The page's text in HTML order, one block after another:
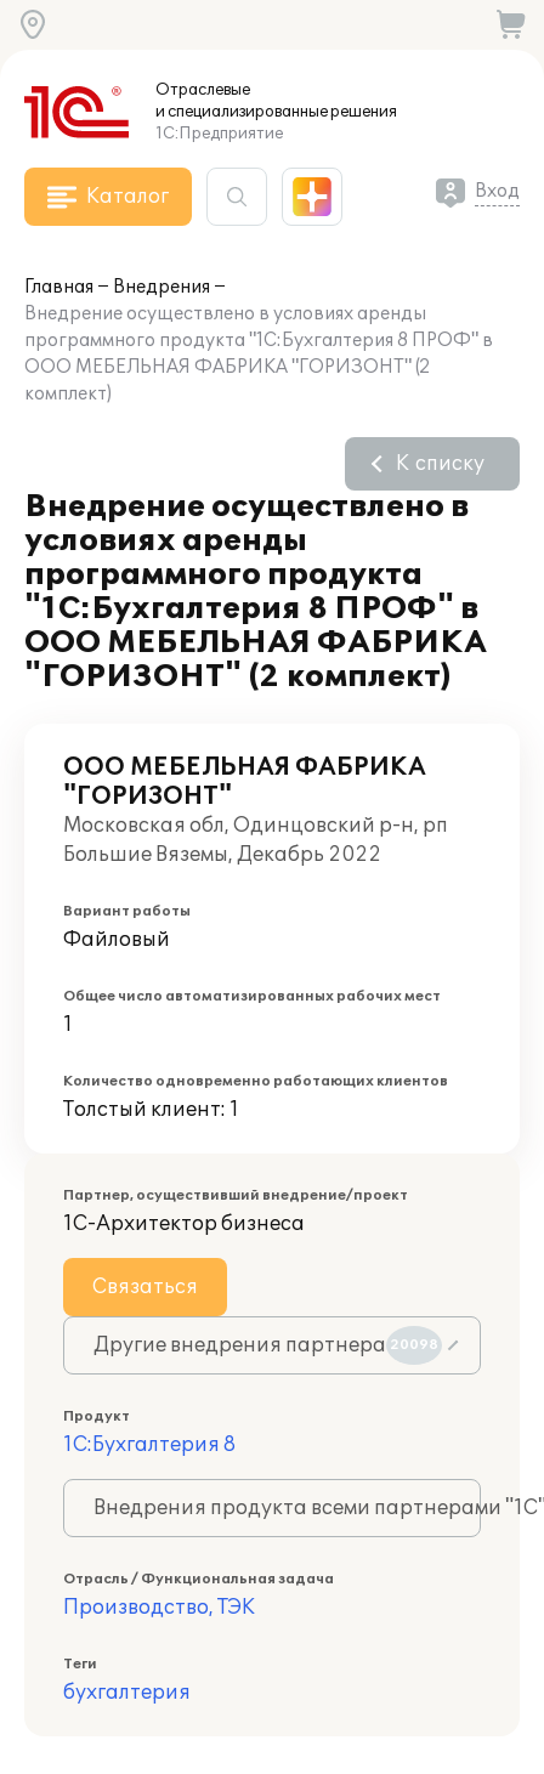
Отраслевые
и специализированныерешения
1С:Предприятие
Каталог Вход
Главная
Внедрения
Внедрение осуществлено в условиях аренды
программного продукта "1С:Бухгалтерия 8 ПРОФ" в
ООО МЕБЕЛЬНАЯ ФАБРИКА "ГОРИЗОНТ" (2
комплект)
Внедрение осуществлено в
условиях аренды
программного продукта
"1С:Бухгалтерия 8 ПРОФ" в
ООО МЕБЕЛЬНАЯ ФАБРИКА
"ГОРИЗОНТ" (2 комплект)
К списку
ООО МЕБЕЛЬНАЯ ФАБРИКА
"ГОРИЗОНТ"
Московская обл, Одинцовский р-н, рп
Большие Вяземы, Декабрь 2022
Вариант работы
Файловый
Общее число автоматизированных рабочих мест
1
Количество одновременно работающих клиентов
Толстый клиент: 1
Партнер, осуществивший внедрение/проект
1С-Архитектор бизнеса
Связаться
Другие внедрения партнера 20098
Продукт
1С:Бухгалтерия 8
Внедрения продукта всеми партнерами
Отрасль / Функциональная задача
Производство, ТЭК
Теги
бухгалтерия